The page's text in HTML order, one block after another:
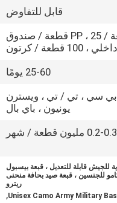
قابل للتفاوض
كيس 1 قطعة / PP ، 25 قطعة / صندوق
داخلي ، 100 قطعة / كرتون
25-60 يومًا
سي ، تي / تي ، ويسترن
يونيون ، باي بال
0.2-0.3 مليون قطعة / شهر
للجيش قابلة للتعديل ، قبعة بيسبول
للجنسين ، قبعة صيد بحافة منحنى
ريترو
Unisex Camo Army Military
,